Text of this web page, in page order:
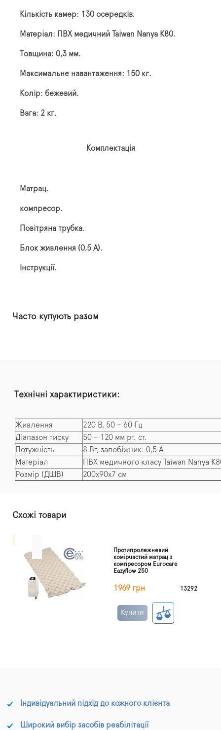
Кількість камер: 130 осередків.
Матеріал: ПВХ медичний Taiwan Nanya K80.
Товщина: 0,3 мм.
Максимальне навантаження: 150 кг.
Колір: бежевий.
Вага: 2 кг.
Комплектація
Матрац.
компресор.
Повітряна трубка.
Блок живлення (0,5 А).
Інструкції.
Часто купують разом
Технічні характиристики:
Живлення
220 В, 50 – 60 Гц
Діапазон тиску
50 – 120 мм рт. ст.
Потужність
8 Вт, запобіжник: 0,5 А
Матеріал
ПВХ медичного класу Taiwan Nanya
Розмір (ДШВ)
200х90х7 см
Схожі товари
Протипролежневий
комірчастий матрац з
компресором Eurocare
Eazyflow 250
1969 грн 13292
Купити
Індивідуальний підхід до кожного клієнта
Широкий вибір засобів реабілітації